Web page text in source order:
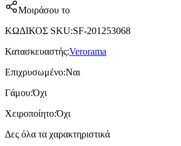
Μοιράσου το
ΚΩΔΙΚΟΣ SKU:SF-201253068
Κατασκευαστής:Verorama
Επιχρυσωμένο:Ναι
Γάμου:Όχι
Χειροποίητο:Όχι
Δες όλα τα χαρακτηριστικά